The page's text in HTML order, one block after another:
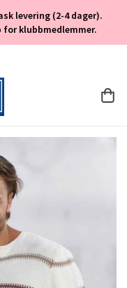
levering (2-4 dager).
for klubbmedlemmer.